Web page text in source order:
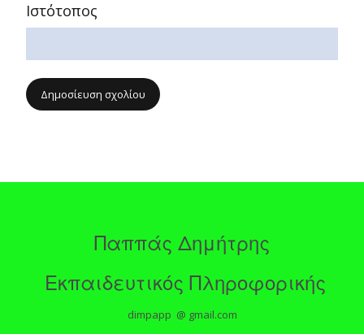
Ιστότοπος
Παππάς Δημήτρης
Εκπαιδευτικός Πληροφορικής
dimpapp @ gmail.com